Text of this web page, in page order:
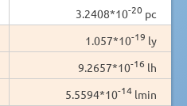
3.2408*10-20 pc
1.057*10-19 ly
9.2657*10-16 lh
5.5594*10-14 lmin